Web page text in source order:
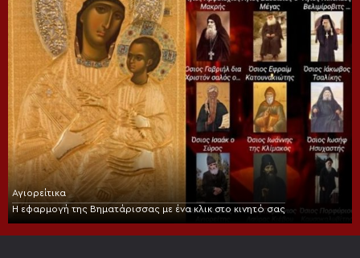
Αγιορείτικα
Η εφαρμογή της Βηματάρισσας με ένα κλικ στο κινητό σας